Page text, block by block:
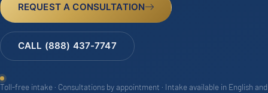
REQUEST A CONSULTATION
CALL (888) 437-7747
Toll-free intake · Consultations by appointment · Intake available in English and